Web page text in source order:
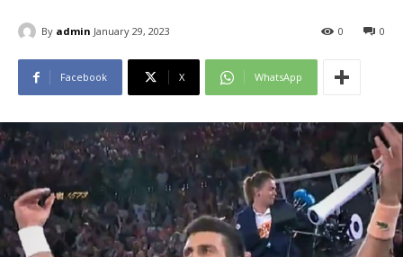
By admin January 29, 2023 0
0
Facebook X WhatsApp